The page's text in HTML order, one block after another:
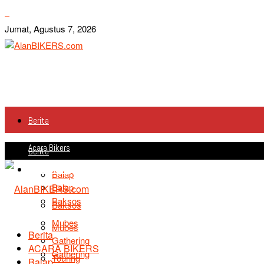
Jumat, Agustus 7, 2026
Berita
Acara Bikers
Balap
Baksos
Mubes
Gathering
Berita
Acara Bikers
Balap
Baksos
Mubes
Gathering
Touring
Berita
ACARA BIKERS